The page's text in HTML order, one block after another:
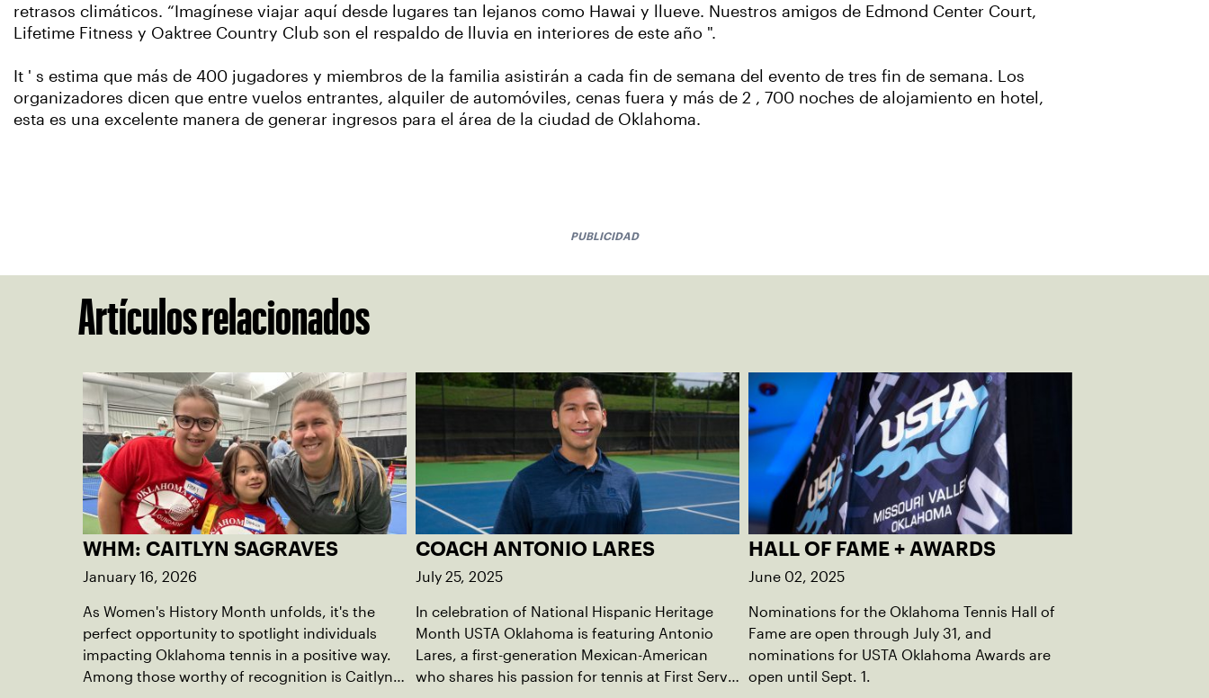
retrasos climáticos. “Imagínese viajar aquí desde lugares tan lejanos como Hawai y llueve. Nuestros amigos de Edmond Center Court,
Lifetime Fitness y Oaktree Country Club son el respaldo de lluvia en interiores de este año ".
It ' s estima que más de 400 jugadores y miembros de la familia asistirán a cada fin de semana del evento de tres fin de semana. Los
organizadores dicen que entre vuelos entrantes, alquiler de automóviles, cenas fuera y más de 2 , 700 noches de alojamiento en hotel,
esta es una excelente manera de generar ingresos para el área de la ciudad de Oklahoma.
PUBLICIDAD
Artículos relacionados
WHM: CAITLYN SAGRAVES
January 16, 2026
As Women's History Month unfolds, it's the
perfect opportunity to spotlight individuals
impacting Oklahoma tennis in a positive way.
Among those worthy of recognition is Caitlyn
COACH ANTONIO LARES
July 25, 2025
In celebration of National Hispanic Heritage
Month USTA Oklahoma is featuring Antonio
Lares, a first-generation Mexican-American
who shares his passion for tennis at First Serve
HALL OF FAME + AWARDS
June 02, 2025
Nominations for the Oklahoma Tennis Hall of
Fame are open through July 31, and
nominations for USTA Oklahoma Awards are
open until Sept. 1.